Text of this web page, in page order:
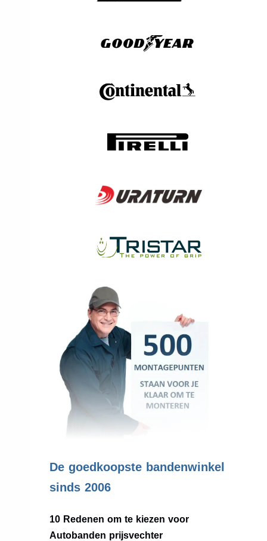
De goedkoopste bandenwinkel
sinds 2006
10 Redenen om te kiezen voor
Autobanden prijsvechter